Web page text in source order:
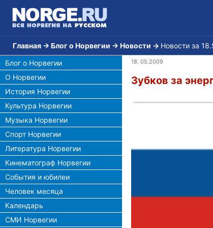
Главная → Блог о Норвегии → Новости → Новости за
Блог о Норвегии
О Норвегии
История Норвегии
Культура Норвегии
Музыка Норвегии
Спорт Норвегии
Литература Норвегии
Кинематограф Норвегии
События и юбилеи
Человек месяца
Календарь
СМИ Норвегии
18. 05.2009
Зубков за